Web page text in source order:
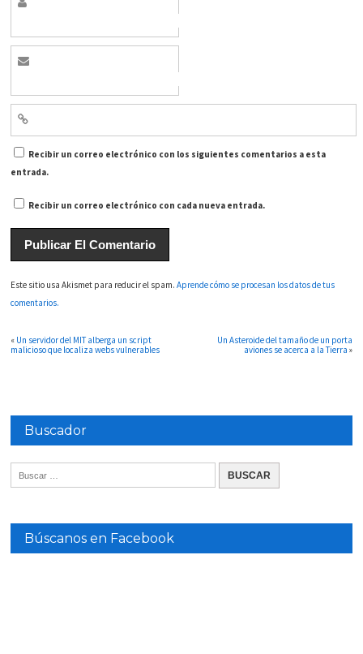
Recibir un correo electrónico con los siguientes comentarios a esta
entrada.
Recibir un correo electrónico con cada nueva entrada.
Este sitio usa Akismet para reducir el spam.Aprende cómo se procesan los datos de tus
comentarios.
« Un servidor del MIT alberga un script
malicioso que localiza webs vulnerables
Un Asteroide del tamaño de un porta
aviones se acerca a la Tierra »
Buscador
Búscanos en Facebook